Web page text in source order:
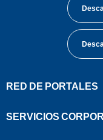
RED DE PORTALES
SERVICIOS